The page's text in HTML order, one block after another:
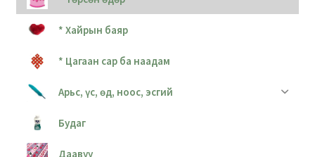
* Хайрын баяр
* Цагаан сар ба наадам
Арьс, үс, өд, ноос, эсгий
Будаг
Даавуу